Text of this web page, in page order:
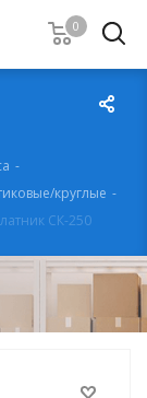
0
-
круглые -
СК-250